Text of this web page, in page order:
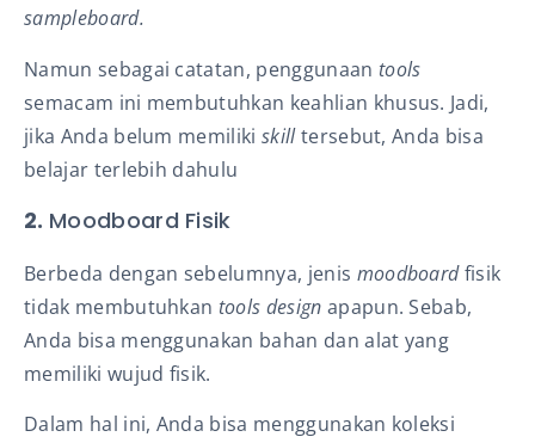
sampleboard.
Namun sebagai catatan, penggunaan tools
semacam ini membutuhkan keahlian khusus. Jadi,
jika Anda belum memilikiskilltersebut, Anda bisa
belajar terlebih dahulu
2. Moodboard Fisik
Berbeda dengan sebelumnya, jenis moodboardfisik
tidak membutuhkan tools design apapun. Sebab,
Anda bisa menggunakan bahan dan alat yang
memiliki wujud fisik.
Dalam hal ini, Anda bisa menggunakan koleksi